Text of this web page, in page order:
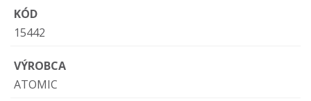
KÓD
15442
VÝROBCA
ATOMIC